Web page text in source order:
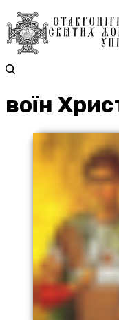
воїн